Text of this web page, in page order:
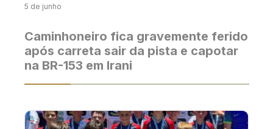
5 de junho
Caminhoneiro fica gravemente ferido
após carreta sair da pista e capotar
na BR-153 em Irani